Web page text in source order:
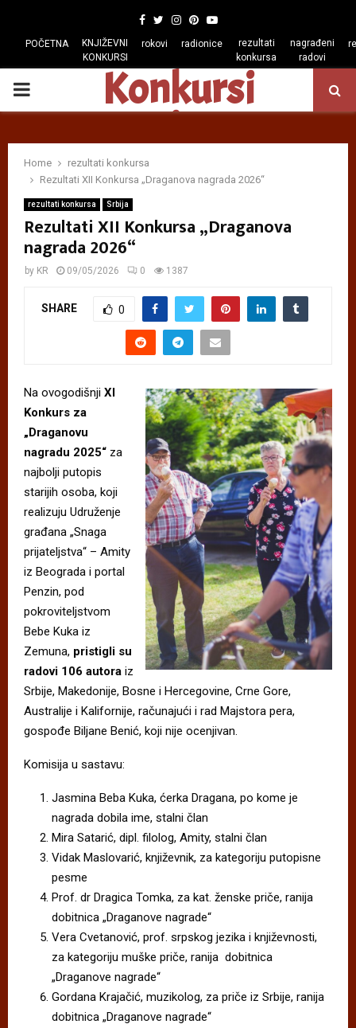
Facebook
TwitterInstagram
Pinterest
Youtube
POČETNA
KNJIŽEVNI
KONKURSI
rokovi radionice
rezultati
konkursa
nagrađeni
radovi
PRIMARY
Konkursi
regiona
Home
rezultati konkursa
Rezultati XII Konkursa „Draganova nagrada 2026“
rezultati konkursa Srbija
Rezultati XII Konkursa „Draganova
nagrada 2026“
by KR 09/05/2026 0 1387
SHARE 0
Na ovogodišnji XI
Konkurs za
„Draganovu
nagradu 2025“ za
najbolji putopis
starijih osoba, koji
realizuju Udruženje
građana „Snaga
prijateljstva“ – Amity
iz Beograda i portal
Penzin, pod
pokroviteljstvom
Bebe Kuka iz
Zemuna, pristigli su
radovi 106 autora iz
Srbije, Makedonije, Bosne i Hercegovine, Crne Gore,
Australije i Kalifornije, računajući i rad Majstora pera,
gospođe Biljane Benić, koji nije ocenjivan.
Komisija u sastavu:
Jasmina Beba Kuka, ćerka Dragana, po kome je
nagrada dobila ime, stalni član
Mira Satarić, dipl. filolog, Amity, stalni član
Vidak Maslovarić, književnik, za kategoriju putopisne
pesme
Prof. dr Dragica Tomka, za kat. ženske priče, ranija
dobitnica „Draganove nagrade“
Vera Cvetanović, prof. srpskog jezika i književnosti,
za kategoriju muške priče, ranija dobitnica
„Draganove nagrade“
Gordana Krajačić, muzikolog, za priče iz Srbije, ranija
dobitnica „Draganove nagrade“